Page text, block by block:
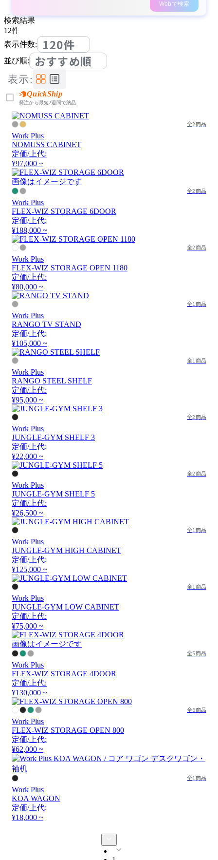
Webで検索
検索結果
12件
表示件数:
120件
並び順: おすすめ順
表示:
QuickShip
発注から最短2週間で納品
全2商品
Work Plus
NOMUSS CABINET
定価/上代:
¥97,000 ~
画像はイメージです
全2商品
Work Plus
FLEX-WIZ STORAGE 6DOOR
定価/上代:
¥188,000 ~
全2商品
Work Plus
FLEX-WIZ STORAGE OPEN 1180
定価/上代:
¥80,000 ~
全1商品
Work Plus
RANGO TV STAND
定価/上代:
¥105,000 ~
全1商品
Work Plus
RANGO STEEL SHELF
定価/上代:
¥95,000 ~
全2商品
Work Plus
JUNGLE-GYM SHELF 3
定価/上代:
¥22,000 ~
全2商品
Work Plus
JUNGLE-GYM SHELF 5
定価/上代:
¥26,500 ~
全1商品
Work Plus
JUNGLE-GYM HIGH CABINET
定価/上代:
¥125,000 ~
全1商品
Work Plus
JUNGLE-GYM LOW CABINET
定価/上代:
¥75,000 ~
画像はイメージです
全5商品
Work Plus
FLEX-WIZ STORAGE 4DOOR
定価/上代:
¥130,000 ~
全6商品
Work Plus
FLEX-WIZ STORAGE OPEN 800
定価/上代:
¥62,000 ~
全1商品
Work Plus
KOA WAGON
定価/上代:
¥18,000 ~